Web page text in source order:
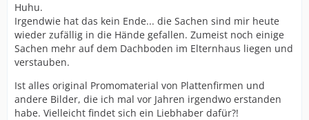
Huhu.
Irgendwie hat das kein Ende... die Sachen sind mir heute
wieder zufällig in die Hände gefallen. Zumeist noch einige
Sachen mehr auf dem Dachboden im Elternhaus liegen und
verstauben.
Ist alles original Promomaterial von Plattenfirmen und
andere Bilder, die ich mal vor Jahren irgendwo erstanden
habe. Vielleicht findet sich ein Liebhaber dafür?!